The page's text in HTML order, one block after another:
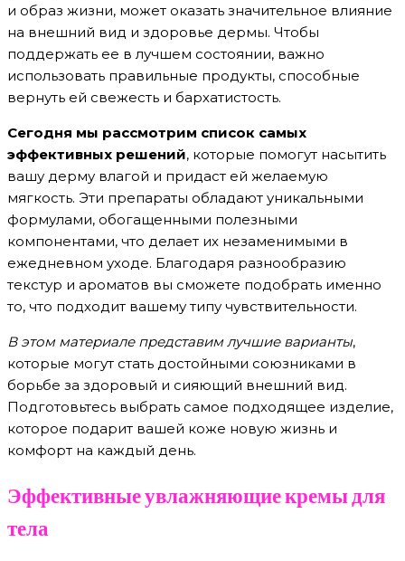
и образ жизни, может оказать значительное влияние
на внешний вид и здоровье дермы. Чтобы
поддержать ее в лучшем состоянии, важно
использовать правильные продукты, способные
вернуть ей свежесть и бархатистость.
Сегодня мы рассмотрим список самых
эффективных решений, которые помогут насытить
вашу дерму влагой и придаст ей желаемую
мягкость. Эти препараты обладают уникальными
формулами, обогащенными полезными
компонентами, что делает их незаменимыми в
ежедневном уходе. Благодаря разнообразию
текстур и ароматов вы сможете подобрать именно
то, что подходит вашему типу чувствительности.
В этом материале представим лучшие варианты,
которые могут стать достойными союзниками в
борьбе за здоровый и сияющий внешний вид.
Подготовьтесь выбрать самое подходящее изделие,
которое подарит вашей коже новую жизнь и
комфорт на каждый день.
Эффективные увлажняющие кремы для
тела